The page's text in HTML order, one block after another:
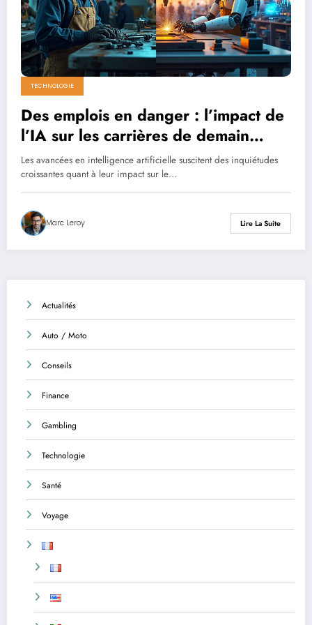
TECHNOLOGIE
Des emplois en danger : l’impact de
l’IA sur les carrières de demain
selon une récente étude
Les avancées en intelligence artificielle suscitent des inquiétudes
croissantes quant à leur impact sur le…
Marc Leroy Lire La Suite
Actualités
Auto / Moto
Conseils
Finance
Gambling
Technologie
Santé
Voyage